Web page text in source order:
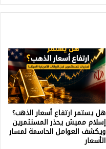
هل يستمر ارتفاع أسعار الذهب؟
إسلام مميش يحذر المستثمرين
ويكشف العوامل الحاسمة لمسار
الأسعار